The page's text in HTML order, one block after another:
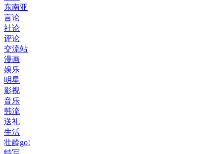
东南亚
言论
社论
评论
交流站
漫画
娱乐
明星
影视
音乐
韩流
送礼
生活
壮龄go!